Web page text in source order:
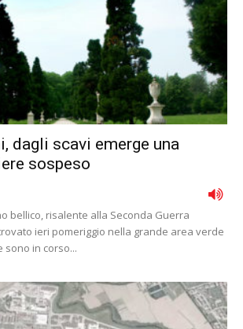
dagli scavi emerge una
sospeso
bellico, risalente alla Seconda Guerra
ieri pomeriggio nella grande area verde
sono in corso...